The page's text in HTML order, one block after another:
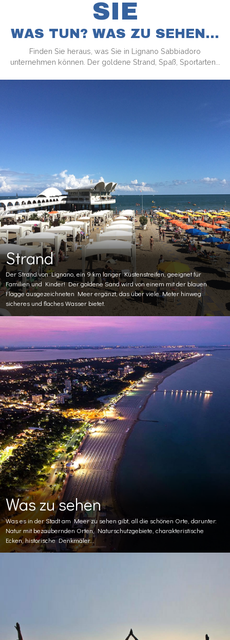
SIE
WAS TUN? WAS ZU SEHEN...
Finden Sie heraus, was Sie in Lignano Sabbiadoro
unternehmen können. Der goldene Strand, Spaß, Sportarten...
Strand
Der Strand von Lignano, ein 9 km langer Küstenstreifen, geeignet für
Familien und Kinder! Der goldene Sand wird von einem mit der blauen
Flagge ausgezeichneten Meer ergänzt, das über viele Meter hinweg
sicheres und flaches Wasser bietet.
Was zu sehen
Was es in der Stadt am Meer zu sehen gibt, all die schönen Orte, darunter:
Natur mit bezaubernden Orten, Naturschutzgebiete, charakteristische
Ecken, historische Denkmäler...